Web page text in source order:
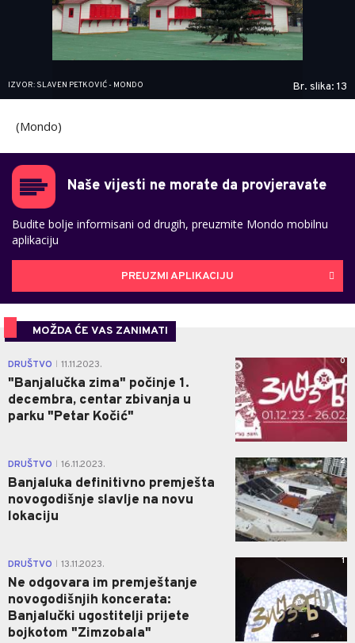
IZVOR: SLAVEN PETKOVIĆ - MONDO Br. slika: 13
(Mondo)
Naše vijesti ne morate da provjeravate
Budite bolje informisani od drugih, preuzmite Mondo mobilnu
aplikaciju
PREUZMI APLIKACIJU
MOŽDA ĆE VAS ZANIMATI
DRUŠTVO 11.11.2023.
"Banjalučka zima" počinje 1.
decembra, centar zbivanja u
parku "Petar Kočić"
0
DRUŠTVO 16.11.2023.
Banjaluka definitivno premješta
novogodišnje slavlje na novu
lokaciju
2
DRUŠTVO 13.11.2023.
Ne odgovara im premještanje
novogodišnjih koncerata:
Banjalučki ugostitelji prijete
bojkotom "Zimzobala"
1